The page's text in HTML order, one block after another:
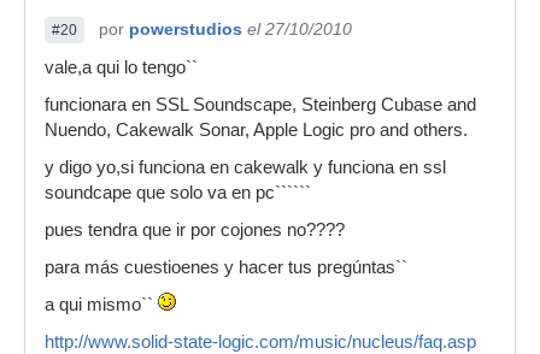
#20 por powerstudios el 27/10/2010
vale,a qui lo tengo``
funcionara en SSL Soundscape, Steinberg Cubase and
Nuendo, Cakewalk Sonar, Apple Logic pro and others.
y digo yo,si funciona en cakewalk y funciona en ssl
soundcape que solo va en pc``````
pues tendra que ir por cojones no????
para más cuestioenes y hacer tus pregúntas``
a qui mismo``
http://www.solid-state-logic.com/music/nucleus/faq.asp